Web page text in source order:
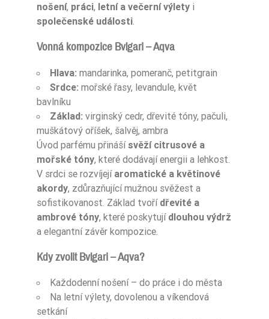
nošení, práci, letní a večerní výlety i
společenské události.
Vonná kompozice Bvlgari – Aqva
Hlava: mandarinka, pomeranč, petitgrain
Srdce: mořské řasy, levandule, květ
bavlníku
Základ: virginský cedr, dřevité tóny, pačuli,
muškátový oříšek, šalvěj, ambra
Úvod parfému přinášísvěží citrusové a
mořské tóny, které dodávají energii a lehkost.
V srdci se rozvíjejí aromatické a květinové
akordy, zdůrazňující mužnou svěžest a
sofistikovanost. Základ tvoří dřevité a
ambrové tóny, které poskytují dlouhou výdrž
a elegantní závěr kompozice.
Kdy zvolit Bvlgari – Aqva?
Každodenní nošení – do práce i do města
Na letní výlety, dovolenou a víkendová
setkání